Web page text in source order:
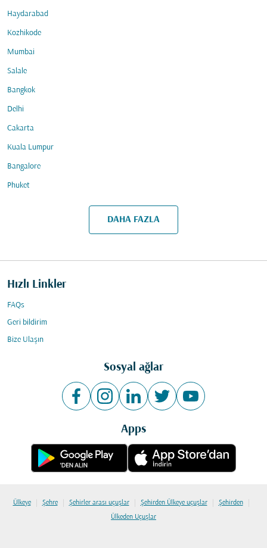
Haydarabad
Kozhikode
Mumbai
Salale
Bangkok
Delhi
Cakarta
Kuala Lumpur
Bangalore
Phuket
DAHA FAZLA
Hızlı Linkler
FAQs
Geri bildirim
Bize Ulaşın
Sosyal ağlar
Apps
Ülkeye | Şehre | Şehirler arası uçuşlar | Şehirden Ülkeye uçuşlar | Şehirden |
Ülkeden Uçuşlar